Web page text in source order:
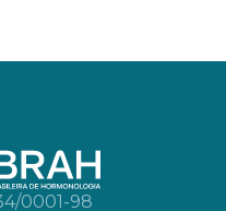
0001-98